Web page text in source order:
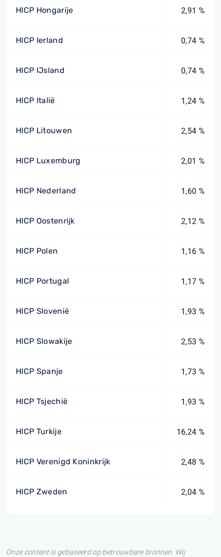
HICP Hongarije 2,91 %
HICP Ierland 0,74 %
HICP IJsland 0,74 %
HICP Italië 1,24 %
HICP Litouwen 2,54 %
HICP Luxemburg 2,01 %
HICP Nederland 1,60 %
HICP Oostenrijk 2,12 %
HICP Polen 1,16 %
HICP Portugal 1,17 %
HICP Slovenië 1,93 %
HICP Slowakije 2,53 %
HICP Spanje 1,73 %
HICP Tsjechië 1,93 %
HICP Turkije 16,24 %
HICP Verenigd Koninkrijk 2,48 %
HICP Zweden 2,04 %
Onze content is gebaseerd op betrouwbare bronnen. Wij